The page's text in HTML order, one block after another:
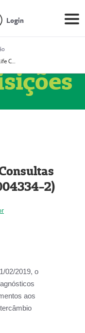
Login
Prestador Medlife Consultas e Diagnósticos (51004334-2)
2)
02/2019, o
aos